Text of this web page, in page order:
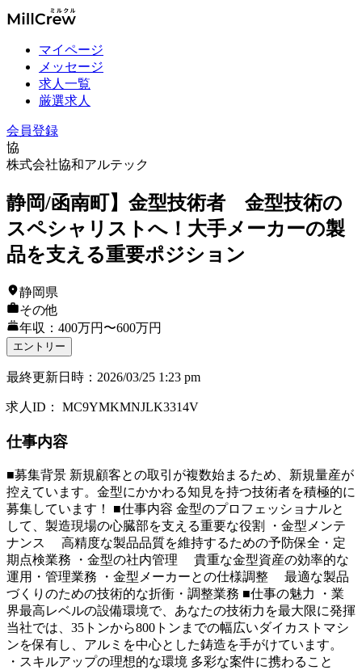
マイページ
メッセージ
求人一覧
厳選求人
会員登録
協
株式会社協和アルテック
静岡/函南町】金型技術者 金型技術の
スペシャリストへ！大手メーカーの製
品を支える重要ポジション
静岡県
その他
年収：400万円〜600万円
エントリー
最終更新日時 ： 2026/03/25 1:23 pm
求人ID ： MC9YMKMNJLK3314V
仕事内容
■募集背景 新規顧客との取引が複数始まるため、新規量産が
控えています。金型にかかわる知見を持つ技術者を積極的に
募集しています！ ■仕事内容 金型のプロフェッショナルと
して、製造現場の心臓部を支える重要な役割 ・金型メンテ
ナンス 高精度な製品品質を維持するための予防保全・定
期点検業務 ・金型の社内管理 貴重な金型資産の効率的な
運用・管理業務 ・金型メーカーとの仕様調整 最適な製品
づくりのための技術的な折衝・調整業務 ■仕事の魅力 ・業
界最高レベルの設備環境で、あなたの技術力を最大限に発揮
当社では、35トンから800トンまでの幅広いダイカストマシ
ンを保有し、アルミを中心とした鋳造を手がけています。
・スキルアップの理想的な環境 多彩な案件に携わること